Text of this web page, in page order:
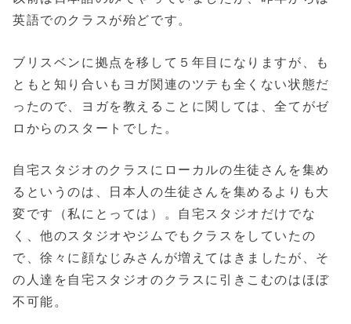
英語でのクラスが殆どです。
ブリスベンに拠点を移して５年目になりますが、も
ともと知り合いもヨガ関連のツテも全くない状態だ
ったので、ヨガを教えることに関しては、全てがゼ
ロからのスタートでした。
自宅スタジオのクラスにローカルの生徒さんを集め
るというのは、日本人の生徒さんを集めるよりも大
変です（私にとっては）。自宅スタジオだけでな
く、他のスタジオやジムでもクラスをしていたの
で、徐々に顔なじみさんが増えてはきましたが、そ
の人達を自宅スタジオのクラスに引きこむのはほぼ
不可能。